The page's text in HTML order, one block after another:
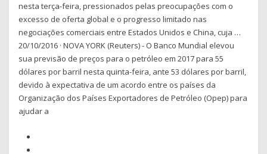
nesta terça-feira, pressionados pelas preocupações com o
excesso de oferta global e o progresso limitado nas
negociações comerciais entre Estados Unidos e China, cuja …
20/10/2016 · NOVA YORK (Reuters) - O Banco Mundial elevou
sua previsão de preços para o petróleo em 2017 para 55
dólares por barril nesta quinta-feira, ante 53 dólares por barril,
devido à expectativa de um acordo entre os países da
Organização dos Países Exportadores de Petróleo (Opep) para
ajudar a